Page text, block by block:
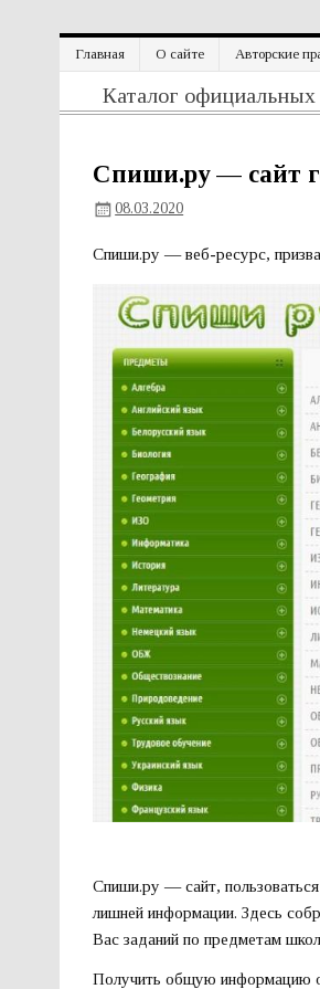
содержимому
Главная О сайте Авторские
Каталог официальных
Спиши.ру — сайт
08.03.2020
Спиши.ру — веб-ресурс,
Спиши.ру — сайт,
лишней информации. Здесь
Вас заданий по предметам
Получить общую информацию